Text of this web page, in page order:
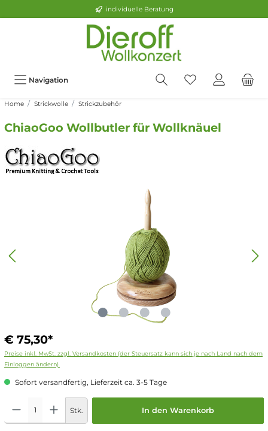
individuelle Beratung
Navigation
Home Strickwolle Strickzubehör
ChiaoGoo Wollbutler für Wollknäuel
€ 75,30*
Preise inkl. MwSt. zzgl. Versandkosten (der Steuersatz kann sich je nach Land nach dem
Einloggen ändern).
Sofort versandfertig, Lieferzeit ca. 3-5 Tage
Stk. In den Warenkorb